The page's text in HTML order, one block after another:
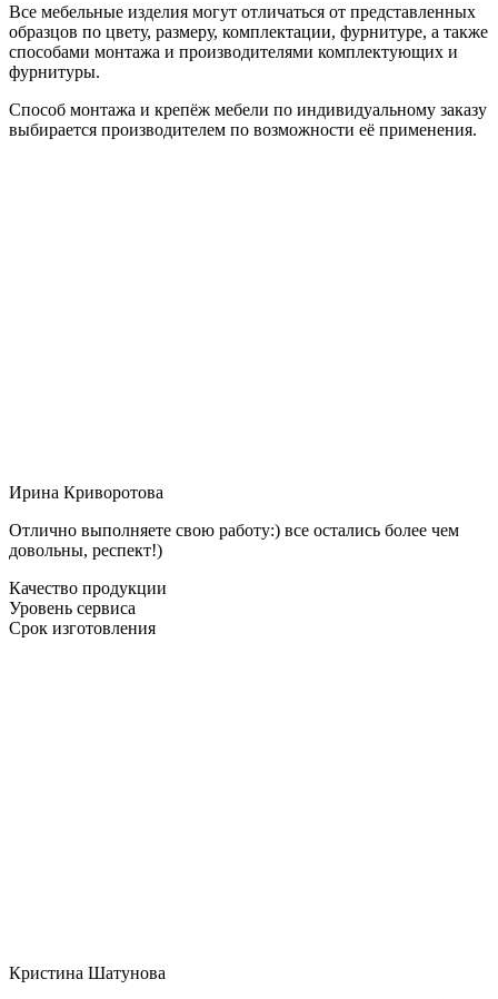
Все мебельные изделия могут отличаться от представленных
образцов по цвету, размеру, комплектации, фурнитуре, а также
способами монтажа и производителями комплектующих и
фурнитуры.
Способ монтажа и крепёж мебели по индивидуальному заказу
выбирается производителем по возможности её применения.
Ирина Криворотова
Отлично выполняете свою работу:) все остались более чем
довольны, респект!)
Качество продукции
Уровень сервиса
Срок изготовления
Кристина Шатунова